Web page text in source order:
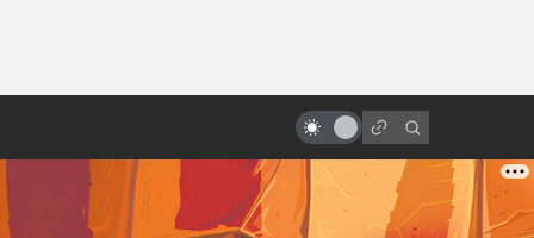
вошло в «Поиски утраченного